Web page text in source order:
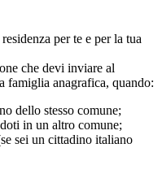
per te e per la tua
che devi inviare al
famiglia anagrafica, quando:
dello stesso comune;
in un altro comune;
sei un cittadino italiano